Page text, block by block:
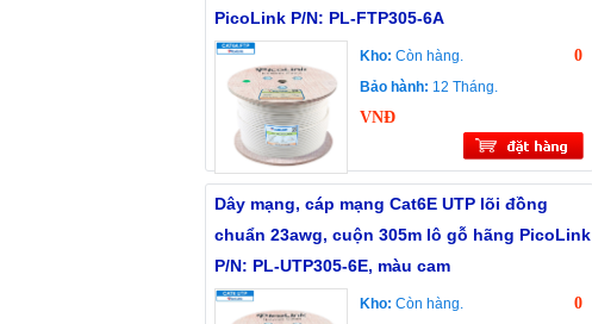
PicoLink P/N: PL-FTP305-6A
Kho: Còn hàng.
Bảo hành: 12 Tháng.
0
VNĐ
Dây mạng, cáp mạng Cat6E UTP lõi đồng
chuẩn 23awg, cuộn 305m lô gỗ hãng PicoLink
P/N: PL-UTP305-6E, màu cam
Kho: Còn hàng.
0